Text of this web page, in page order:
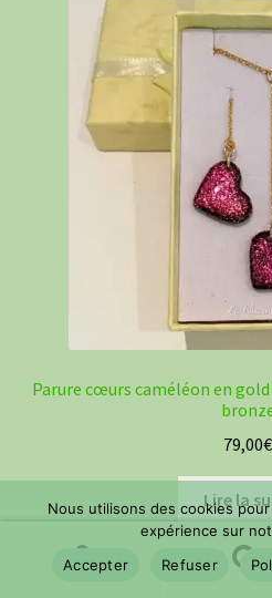
Parure cœurs caméléon en
79,00€
Lire la
Recherche
Recherche
Nous utilisons des cookies
expérience sur
Accepter
Refuser